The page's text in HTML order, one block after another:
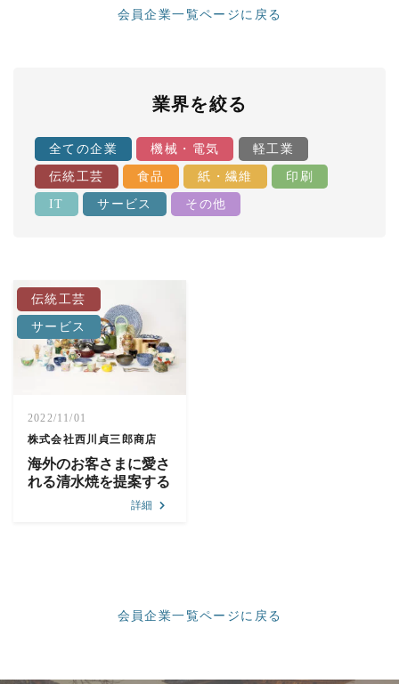
会員企業一覧ページに戻る
業界を絞る
全ての企業 機械・電気 軽工業
伝統工芸 食品 紙・繊維 印刷
IT サービス その他
伝統工芸
サービス
2022/11/01
株式会社西川貞三郎商店
海外のお客さまに愛さ
れる清水焼を提案する
詳細
会員企業一覧ページに戻る